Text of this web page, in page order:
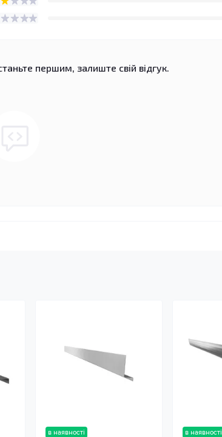
першим, залиште свій відгук.
в наявності в наявності